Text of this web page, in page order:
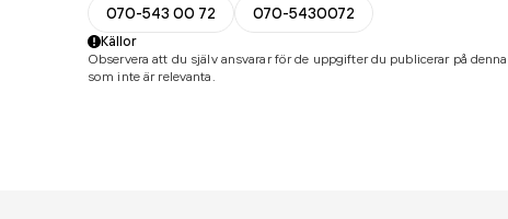
070-543 00 72
070-5430072
Källor
Observera att du själv ansvarar för de uppgifter du publicerar på
som inte är relevanta.